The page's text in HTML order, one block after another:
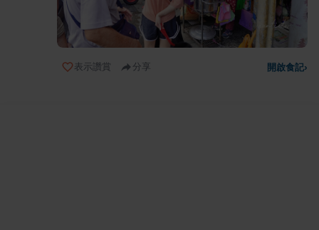
表示讚賞 分享 開啟食記›